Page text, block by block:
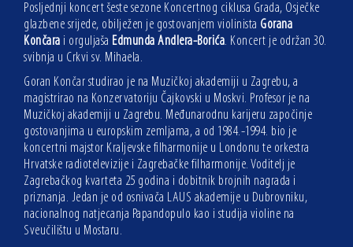
Posljednji koncert šeste sezone Koncertnog ciklusa Grada, Osječke
glazbene srijede, obilježen je gostovanjem violinista Gorana
Končara i orguljaša Edmunda Andlera-Borića. Koncert je održan 30.
svibnja u Crkvi sv. Mihaela.
Goran Končar studirao je na Muzičkoj akademiji u Zagrebu, a
magistrirao na Konzervatoriju Čajkovski u Moskvi. Profesor je na
Muzičkoj akademiji u Zagrebu. Međunarodnu karijeru započinje
gostovanjima u europskim zemljama, a od 1984.-1994. bio je
koncertni majstor Kraljevske filharmonije u Londonu te orkestra
Hrvatske radiotelevizije i Zagrebačke filharmonije. Voditelj je
Zagrebačkog kvarteta 25 godina i dobitnik brojnih nagrada i
priznanja. Jedan je od osnivača LAUS akademije u Dubrovniku,
nacionalnog natjecanja Papandopulo kao i studija violine na
Sveučilištu u Mostaru.